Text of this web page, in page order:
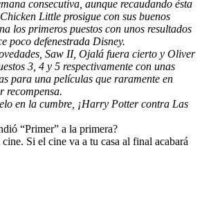
consecutiva, aunque recaudando ésta
Little prosigue con sus buenos
los primeros puestos con unos resultados
poco defenestrada Disney.
Saw II, Ojalá fuera cierto y Oliver
3, 4 y 5 respectivamente con unas
para una películas que raramente en
recompensa.
en la cumbre, ¡Harry Potter contra Las
“Primer” a la primera?
Si el cine va a tu casa al final acabará